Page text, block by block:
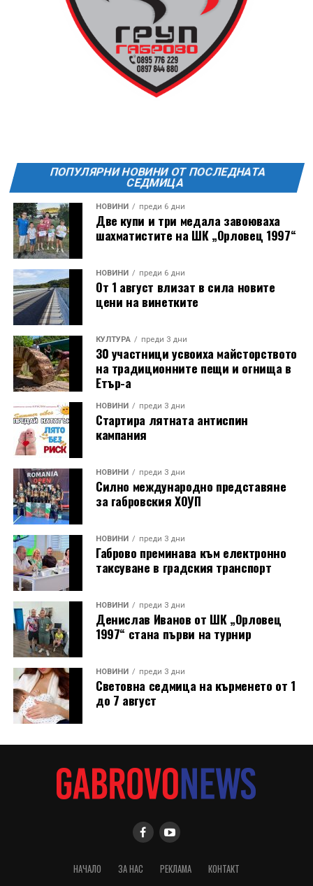
13 АВГУСТ (четвъртък)
19:00ч Групова тренировка с Йоанна Петрова от
20:00ч. Куиз вечер за обща култура
21:30ч. Прожекция на филма “Брънч за начинаещи”
Ще бъде хубаво – не някога и някъде, а тук и сега!
ПОПУЛЯРНИ НОВИНИ ОТ ПОСЛЕДНАТА
СЕДМИЦА
НОВИНИ преди 6 дни
Две купи и три медала завоюваха
шахматистите на ШК „Орловец 1997“
НОВИНИ преди 6 дни
От 1 август влизат в сила новите
цени на винетките
КУЛТУРА преди 3 дни
30 участници усвоиха майсторството
на традиционните пещи и огнища в
Етър-а
НОВИНИ преди 3 дни
Стартира лятната антиспин
кампания
НОВИНИ преди 3 дни
Силно международно представяне
за габровския ХОУП
НОВИНИ преди 3 дни
Габрово преминава към електронно
таксуване в градския транспорт
НОВИНИ преди 3 дни
Денислав Иванов от ШК „Орловец
1997“ стана първи на турнир
НОВИНИ преди 3 дни
Световна седмица на кърменето от 1
до 7 август
НАЧАЛО ЗА НАС РЕКЛАМА КОНТАКТ